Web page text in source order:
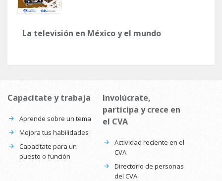
La televisión en México y el mundo
Capacítate y trabaja
Aprende sobre un tema
Mejora tus habilidades
Capacítate para un
puesto o función
Involúcrate,
participa y crece en
el CVA
Actividad reciente en el
CVA
Directorio de personas
del CVA